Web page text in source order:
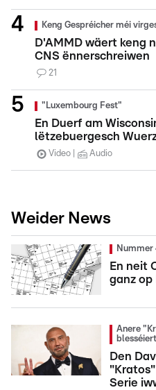
Keng Gespréicher méi
D'AMMD wäert keng
CNS ënnerschreiwen
21
"Luxembourg Fest"
En Duerf am
lëtzebuergesch
Video Audio
Weider News
Nummer
En neit
ganz op
Anere
blesséiert
Den
Serie